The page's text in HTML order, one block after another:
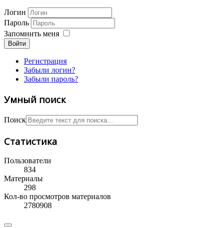
Логин
Пароль
Запомнить меня
Войти
Регистрация
Забыли логин?
Забыли пароль?
Умный поиск
Поиск
Статистика
Пользователи
834
Материалы
298
Кол-во просмотров материалов
2780908